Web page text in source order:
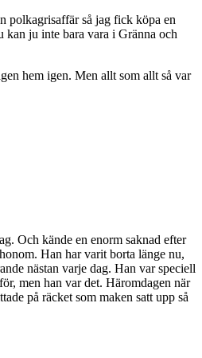
polkagrisaffär så jag fick köpa en
kan ju inte bara vara i Gränna och
hem igen. Men allt som allt så var
Och kände en enorm saknad efter
Han har varit borta länge nu,
nästan varje dag. Han var speciell
men han var det. Häromdagen när
på räcket som maken satt upp så